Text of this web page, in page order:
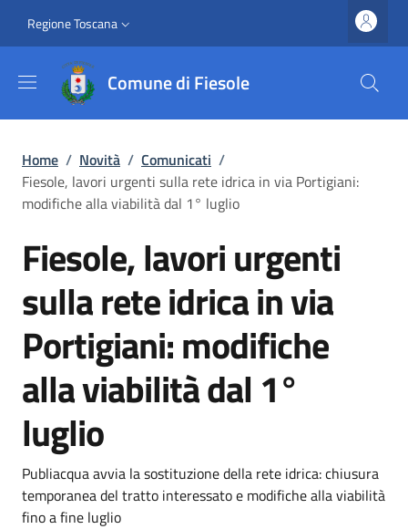
Slim top
Regione Toscana
Comune di Fiesole
Briciole di pane
Home / Novità / Comunicati /
Fiesole, lavori urgenti sulla rete idrica in via Portigiani:
modifiche alla viabilità dal 1° luglio
Fiesole, lavori urgenti
sulla rete idrica in via
Portigiani: modifiche
alla viabilità dal 1°
luglio
Dettagli
Descrizione breve
Publiacqua avvia la sostituzione della rete idrica: chiusura
temporanea del tratto interessato e modifiche alla viabilità
fino a fine luglio